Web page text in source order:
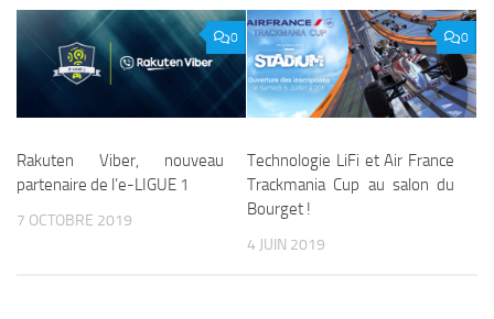
0
Rakuten Viber, nouveau
partenaire de l’e-LIGUE 1
7 OCTOBRE 2019
0
Technologie LiFi et Air France
Trackmania Cup au salon du
Bourget !
4 JUIN 2019